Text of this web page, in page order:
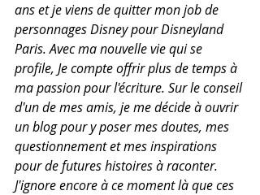
ans et je viens de quitter mon job de
personnages Disney pour Disneyland
Paris. Avec ma nouvelle vie qui se
profile, Je compte offrir plus de temps à
ma passion pour l'écriture. Sur le conseil
d'un de mes amis, je me décide à ouvrir
un blog pour y poser mes doutes, mes
questionnement et mes inspirations
pour de futures histoires à raconter.
J'ignore encore à ce moment là que ces